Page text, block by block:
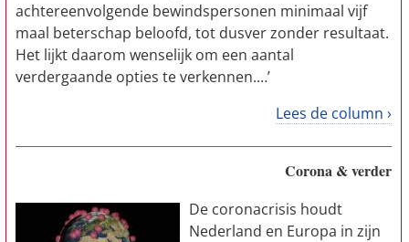
achtereenvolgende bewindspersonen minimaal vijf
maal beterschap beloofd, tot dusver zonder resultaat.
Het lijkt daarom wenselijk om een aantal
verdergaande opties te verkennen.…’
Lees de column ›
Corona & verder
De coronacrisis houdt
Nederland en Europa in zijn